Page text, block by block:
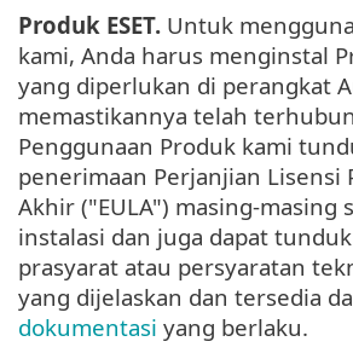
Produk ESET. Untuk
kami, Anda harus menginstal
yang diperlukan di perangkat
memastikannya telah
Penggunaan Produk kami
penerimaan Perjanjian Lisensi
Akhir ("EULA") masing-masing
instalasi dan juga dapat
prasyarat atau persyaratan
yang dijelaskan dan tersedia
dokumentasi yang berlaku.